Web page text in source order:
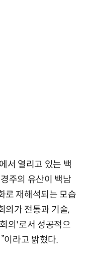
서 열리고 있는 백
주의 유산이 백남
로 재해석되는 모습
의가 전통과 기술,
의'로서 성공적으
이라고 밝혔다.